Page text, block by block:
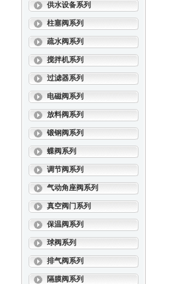
供水设备系列
柱塞阀系列
疏水阀系列
搅拌机系列
过滤器系列
电磁阀系列
放料阀系列
锻钢阀系列
蝶阀系列
调节阀系列
气动角座阀系列
真空阀门系列
保温阀系列
球阀系列
排气阀系列
隔膜阀系列